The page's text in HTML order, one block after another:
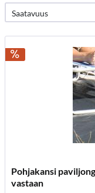
Pohjakansi
vastaan